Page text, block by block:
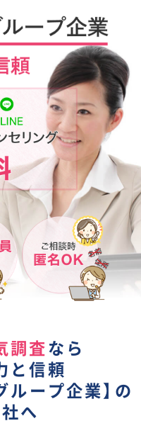
調査 なら
と信頼
ループ企業】の
へ